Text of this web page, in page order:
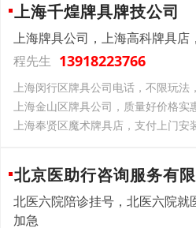
上海千煌牌具牌技公司
上海牌具公司，上海高科牌具店
程先生 13918223766
上海闵行区牌具公司电话，不限玩法
上海金山区牌具公司，质量好价格实
上海奉贤区魔术牌具店，支付上门安
北京医助行咨询服务有
北医六院陪诊挂号，北医六院
加急